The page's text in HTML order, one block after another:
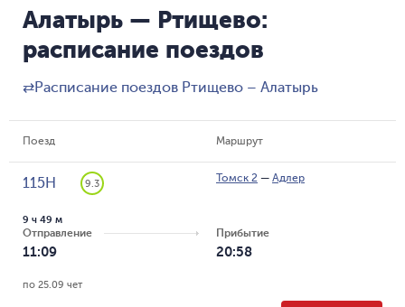
Алатырь — Ртищево:
расписание поездов
⇄Расписание поездов Ртищево – Алатырь
Поезд Маршрут
115Н 9.3 Томск 2 — Адлер
Отправление
11:09
9 ч 49 м
Прибытие
20:58
по 25.09 чет